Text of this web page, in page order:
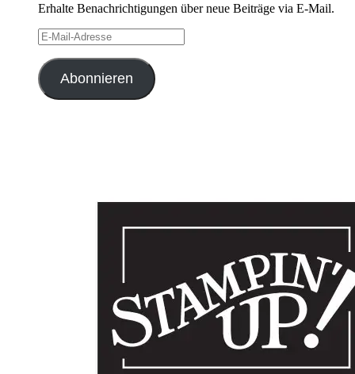
Erhalte Benachrichtigungen über neue Beiträge via E-Mail.
E-
Mail-
Adresse
Abonnieren